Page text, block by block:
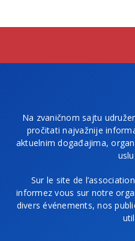
Na zvaničnom sajtu
pročitati najvažnije
aktuelnim događajima,
Sur le site de
informez vous sur notre
divers événements, nos